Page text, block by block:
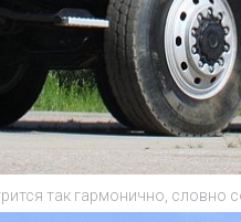
так гармонично, словно